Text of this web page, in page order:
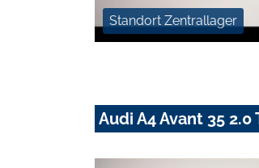
Standort Zentrallager
Audi A4 Avant 35 2.0